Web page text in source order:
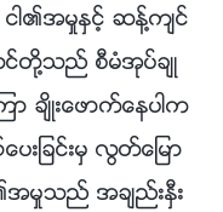
ါ၏အမႈႏွင့္ ဆန္႔က်င္
သင္တို႔သည္ စီမံအုပ္ခ်ဳ
ာ ခ်ိဳးေဖာက္ေနပါက
ခင္းမွ လြတ္ေျမာ
မႈသည္ အခ်ည္းႏွီး